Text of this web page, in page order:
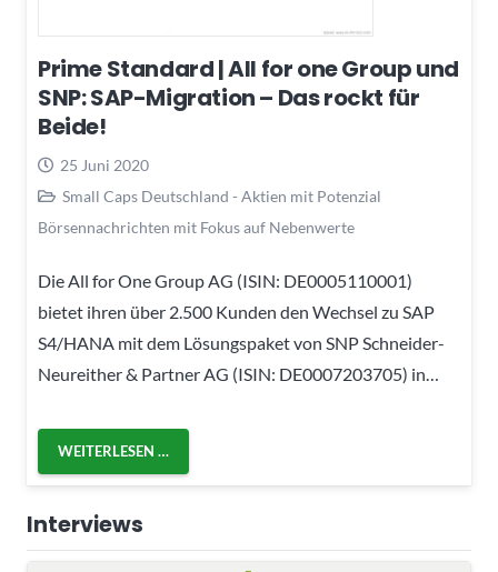
Prime Standard | All for one Group und
SNP: SAP-Migration – Das rockt für
Beide!
25 Juni 2020
Small Caps Deutschland - Aktien mit Potenzial
Börsennachrichten mit Fokus auf Nebenwerte
Die All for One Group AG (ISIN: DE0005110001)
bietet ihren über 2.500 Kunden den Wechsel zu SAP
S4/HANA mit dem Lösungspaket von SNP Schneider-
Neureither & Partner AG (ISIN: DE0007203705) in…
WEITERLESEN …
Interviews